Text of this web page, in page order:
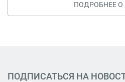
ПОДРОБНЕЕ О
ПОДПИСАТЬСЯ НА